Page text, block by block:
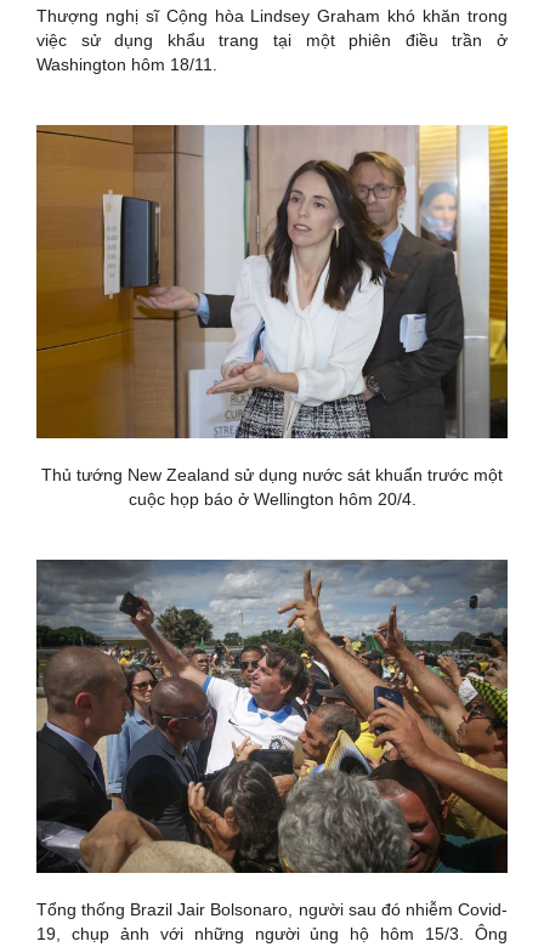
Thượng nghị sĩ Cộng hòa Lindsey Graham khó khăn trong
việc sử dụng khẩu trang tại một phiên điều trần ở
Washington hôm 18/11.
Thủ tướng New Zealand sử dụng nước sát khuẩn trước một
cuộc họp báo ở Wellington hôm 20/4.
Tổng thống Brazil Jair Bolsonaro, người sau đó nhiễm Covid-
19, chụp ảnh với những người ủng hộ hôm 15/3. Ông